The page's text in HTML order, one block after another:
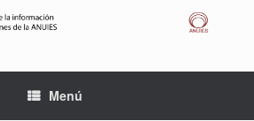
Menú